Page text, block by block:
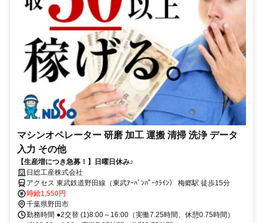
マシンオペレーター 研磨 加工 運搬 清掃 洗浄 データ
入力 その他
【生産増につき急募！】日曜日休み♪
日総工産株式会社
アクセス 東武鉄道野田線（東武ｱｰﾊﾞﾝﾊﾟｰｸﾗｲﾝ） 梅郷駅 徒歩15分
時給1,550円
千葉県野田市
勤務時間 ●2交替 (1)8:00～16:00（実働7.25時間、休憩0.75時間）